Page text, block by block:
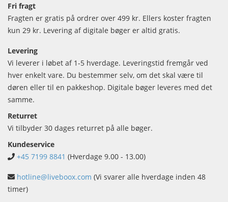
Fri fragt
Fragten er gratis på ordrer over 499 kr. Ellers koster fragten
kun 29 kr. Levering af digitale bøger er altid gratis.
Levering
Vi leverer i løbet af 1-5 hverdage. Leveringstid fremgår ved
hver enkelt vare. Du bestemmer selv, om det skal være til
døren eller til en pakkeshop. Digitale bøger leveres med det
samme.
Returret
Vi tilbyder 30 dages returret på alle bøger.
Kundeservice
+45 7199 8841 (Hverdage 9.00 - 13.00)
hotline@liveboox.com (Vi svarer alle hverdage inden 48
timer)